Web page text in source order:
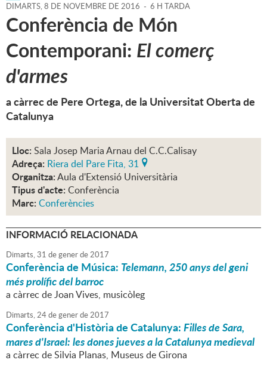
DIMARTS,8 DE NOVEMBRE DE 2016 - 6 H TARDA
Conferència de Món
Contemporani: El comerç
d'armes
a càrrec de Pere Ortega, de la Universitat Oberta de
Catalunya
Lloc: Sala Josep Maria Arnau del C.C.Calisay
Adreça: Riera del Pare Fita, 31
Organitza:Aula d'Extensió Universitària
Tipus d'acte: Conferència
Marc: Conferències
INFORMACIÓ RELACIONADA
Dimarts,31 degenerde2017
Conferència de Música: Telemann, 250 anys del geni
més prolífic del barroc
a càrrec de Joan Vives, musicòleg
Dimarts,24degenerde2017
Conferència d'Història de Catalunya:Filles de Sara,
mares d'Israel: les dones jueves a la Catalunya medieval
a càrrec de Silvia Planas, Museus de Girona